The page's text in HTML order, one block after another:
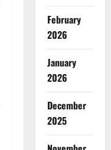
February
2026
January
2026
December
2025